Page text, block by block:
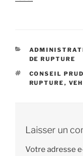
CATÉGORIES
DE RUPTURE
ÉTIQUETTES
CONSEIL
RUPTURE ,
Laisser un
Votre adresse